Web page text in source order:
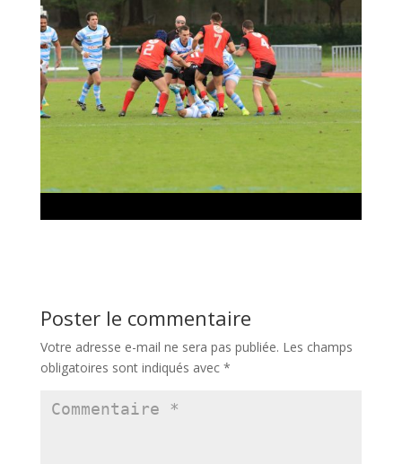
Poster le commentaire
Votre adresse e-mail ne sera pas publiée. Les champs
obligatoires sont indiqués avec *